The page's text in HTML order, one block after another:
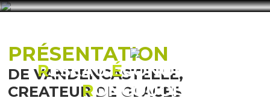
RÉSEAUÉCONOMIQUE
RONCQUOIS
PRÉSENTATION
DE VANDENCASTEELE,
CREATEUR DE GLACES